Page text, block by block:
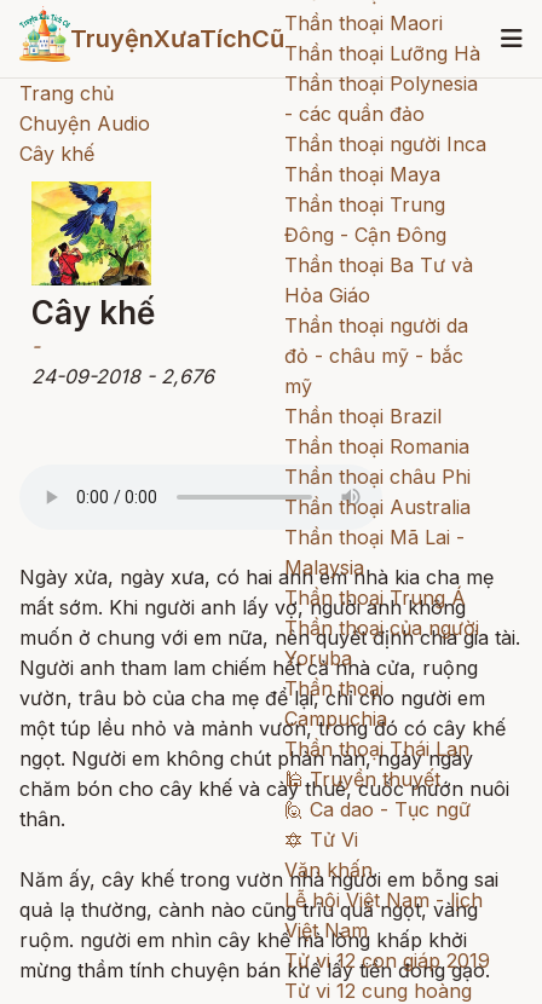
TruyệnXưaTíchCũ
Thần thoại Maori
Thần thoại Lưỡng Hà
Thần thoại Polynesia
- các quần đảo
Thần thoại người Inca
Thần thoại Maya
Thần thoại Trung
Đông - Cận Đông
Thần thoại Ba Tư và
Hỏa Giáo
Thần thoại người da
đỏ - châu mỹ - bắc
mỹ
Thần thoại Brazil
Thần thoại Romania
Thần thoại châu Phi
Thần thoại Australia
Thần thoại Mã Lai -
Malaysia
Thần thoại Trung Á
Thần thoại của người
Yoruba
Thần thoại
Campuchia
Thần thoại Thái Lan
🕌Truyền thuyết
🙋 Ca dao - Tục ngữ
🔯 Tử Vi
Văn khấn
Lễ hội Việt Nam - lịch
Việt Nam
Tử vi 12 con giáp 2019
Tử vi 12 cung hoàng
Trang chủ
Chuyện Audio
Cây khế
Cây khế
-
24-09-2018 - 2,676
Ngày xửa, ngày xưa, có hai anh em nhà kia cha mẹ
mất sớm. Khi người anh lấy vợ, người anh không
muốn ở chung với em nữa, nên quyết định chia gia tài.
Người anh tham lam chiếm hết cả nhà cửa, ruộng
vườn, trâu bò của cha mẹ để lại, chỉ cho người em
một túp lều nhỏ và mảnh vườn, trong đó có cây khế
ngọt. Người em không chút phàn nàn, ngày ngày
chăm bón cho cây khế và cày thuê, cuốc mướn nuôi
thân.
Năm ấy, cây khế trong vườn nhà người em bỗng sai
quả lạ thường, cành nào cũng trĩu quả ngọt, vàng
ruộm. người em nhìn cây khế mà lòng khấp khởi
mừng thầm tính chuyện bán khế lấy tiền đong gạo.